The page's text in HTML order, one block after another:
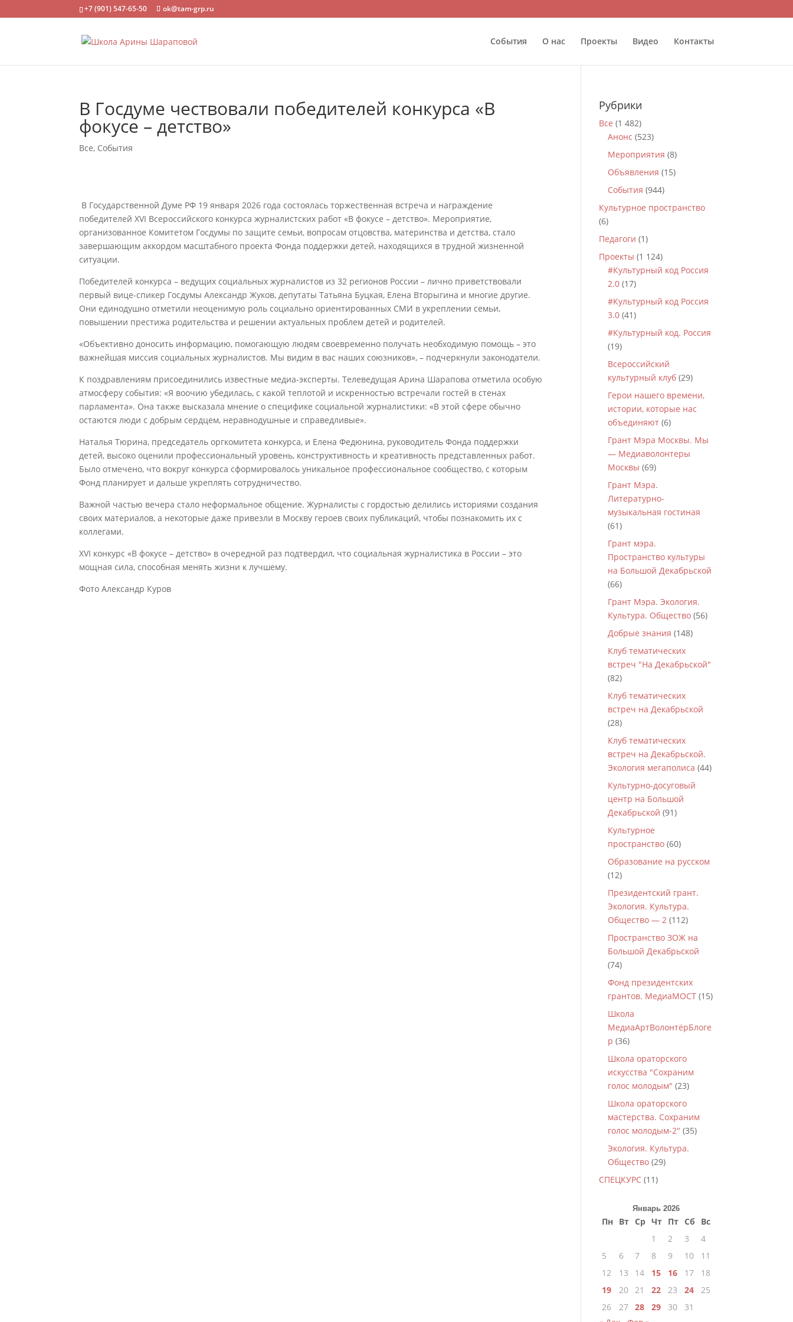
+7 (901) 547-65-50 ok@tam-grp.ru
События О нас Проекты Видео Контакты
В Госдуме чествовали победителей конкурса «В
фокусе – детство»
Все, События
В Государственной Думе РФ 19 января 2026 года состоялась торжественная встреча и награждение
победителей XVI Всероссийского конкурса журналистских работ «В фокусе – детство». Мероприятие,
организованное Комитетом Госдумы по защите семьи, вопросам отцовства, материнства и детства, стало
завершающим аккордом масштабного проекта Фонда поддержки детей, находящихся в трудной жизненной
ситуации.
Победителей конкурса – ведущих социальных журналистов из 32 регионов России – лично приветствовали
первый вице-спикер Госдумы Александр Жуков, депутаты Татьяна Буцкая, Елена Вторыгина и многие другие.
Они единодушно отметили неоценимую роль социально ориентированных СМИ в укреплении семьи,
повышении престижа родительства и решении актуальных проблем детей и родителей.
«Объективно доносить информацию, помогающую людям своевременно получать необходимую помощь – это
важнейшая миссия социальных журналистов. Мы видим в вас наших союзников», – подчеркнули законодатели.
К поздравлениям присоединились известные медиа-эксперты. Телеведущая Арина Шарапова отметила особую
атмосферу события: «Я воочию убедилась, с какой теплотой и искренностью встречали гостей в стенах
парламента». Она также высказала мнение о специфике социальной журналистики: «В этой сфере обычно
остаются люди с добрым сердцем, неравнодушные и справедливые».
Наталья Тюрина, председатель оргкомитета конкурса, и Елена Федюнина, руководитель Фонда поддержки
детей, высоко оценили профессиональный уровень, конструктивность и креативность представленных работ.
Было отмечено, что вокруг конкурса сформировалось уникальное профессиональное сообщество, с которым
Фонд планирует и дальше укреплять сотрудничество.
Важной частью вечера стало неформальное общение. Журналисты с гордостью делились историями создания
своих материалов, а некоторые даже привезли в Москву героев своих публикаций, чтобы познакомить их с
коллегами.
XVI конкурс «В фокусе – детство» в очередной раз подтвердил, что социальная журналистика в России – это
мощная сила, способная менять жизни к лучшему.
Фото Александр Куров
Рубрики
Все (1 482)
Анонс (523)
Мероприятия (8)
Объявления (15)
События (944)
Культурное пространство
(6)
Педагоги (1)
Проекты (1 124)
#Культурный код Россия
2.0 (17)
#Культурный код Россия
3.0 (41)
#Культурный код. Россия
(19)
Всероссийский
культурный клуб (29)
Герои нашего времени,
истории, которые нас
объединяют (6)
Грант Мэра Москвы. Мы
— Медиаволонтеры
Москвы (69)
Грант Мэра.
Литературно-
музыкальная гостиная
(61)
Грант мэра.
Пространство культуры
на Большой Декабрьской
(66)
Грант Мэра. Экология.
Культура. Общество (56)
Добрые знания (148)
Клуб тематических
встреч "На Декабрьской"
(82)
Клуб тематических
встреч на Декабрьской
(28)
Клуб тематических
встреч на Декабрьской.
Экология мегаполиса (44)
Культурно-досуговый
центр на Большой
Декабрьской (91)
Культурное
пространство (60)
Образование на русском
(12)
Президентский грант.
Экология. Культура.
Общество — 2 (112)
Пространство ЗОЖ на
Большой Декабрьской
(74)
Фонд президентских
грантов. МедиаМОСТ (15)
Школа
МедиаАртВолонтёрБлоге
р (36)
Школа ораторского
искусства "Сохраним
голос молодым" (23)
Школа ораторского
мастерства. Сохраним
голос молодым-2" (35)
Экология. Культура.
Общество (29)
СПЕЦКУРС (11)
Январь 2026
Пн Вт Ср Чт Пт Сб
Вс
1
2 3
4
5
6 7 8 9 10
11
12
13 14 15 16 17
18
19
20 21 22 23 24
25
26
27 28 29 30
31